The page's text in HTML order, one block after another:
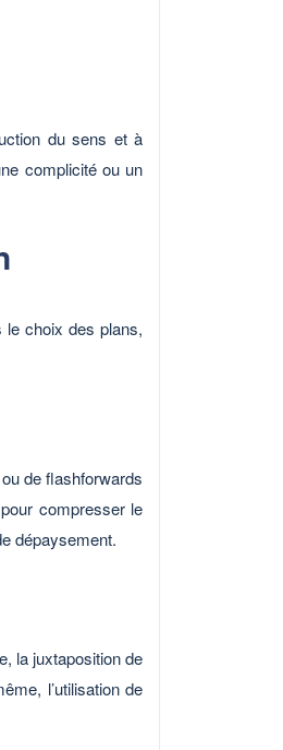
du sens et à
complicité ou un
le choix des plans,
de flashforwards
compresser le
dépaysement.
la juxtaposition de
l’utilisation de